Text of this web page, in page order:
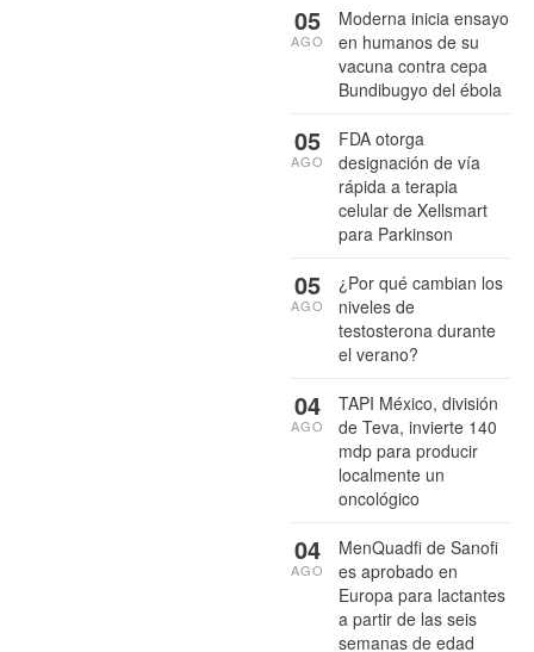
Moderna inicia ensayo
en humanos de su
vacuna contra cepa
Bundibugyo del ébola
05
AGO
FDA otorga
designación de vía
rápida a terapia
celular de Xellsmart
para Parkinson
05
AGO
¿Por qué cambian los
niveles de
testosterona durante
el verano?
05
AGO
TAPI México, división
de Teva, invierte 140
mdp para producir
localmente un
oncológico
04
AGO
MenQuadfi de Sanofi
es aprobado en
Europa para lactantes
a partir de las seis
semanas de edad
04
AGO